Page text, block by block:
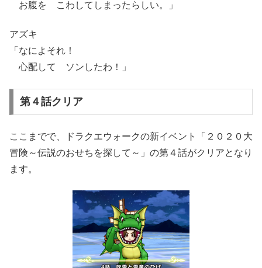
お腹を こわしてしまったらしい。」
アズキ
「なによそれ！
心配して ソンしたわ！」
第４話クリア
ここまでで、ドラクエウォークの新イベント「２０２０大
冒険～伝説のおせちを探して～」の第４話がクリアとなり
ます。